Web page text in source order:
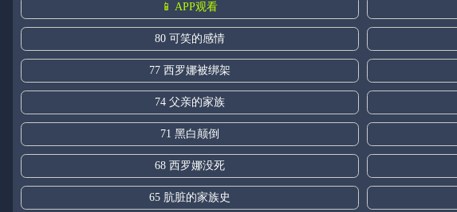
📱 APP观看
80 可笑的感情
77 西罗娜被绑架
74 父亲的家族
71 黑白颠倒
68 西罗娜没死
65 肮脏的家族史